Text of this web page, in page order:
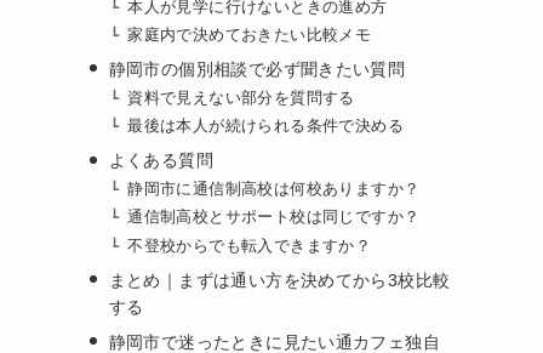
本人が見学に行けないときの進め方
家庭内で決めておきたい比較メモ
静岡市の個別相談で必ず聞きたい質問
資料で見えない部分を質問する
最後は本人が続けられる条件で決める
よくある質問
静岡市に通信制高校は何校ありますか？
通信制高校とサポート校は同じですか？
不登校からでも転入できますか？
まとめ｜まずは通い方を決めてから3校比較
する
静岡市で迷ったときに見たい通カフェ独自